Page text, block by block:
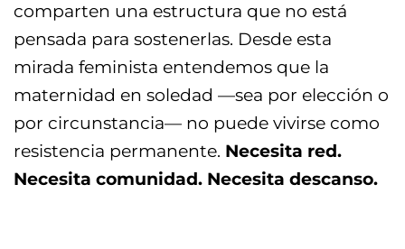
comparten una estructura que no está
pensada para sostenerlas. Desde esta
mirada feminista entendemos que la
maternidad en soledad —sea por elección o
por circunstancia— no puede vivirse como
resistencia permanente. Necesita red.
Necesita comunidad. Necesita descanso.